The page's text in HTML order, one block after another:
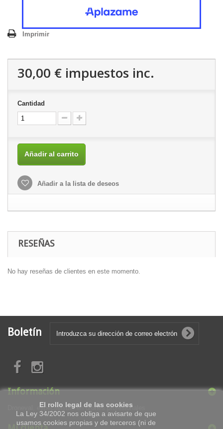
Imprimir
30,00 € impuestos inc.
Cantidad
Añadir al carrito
Añadir a la lista de deseos
RESEÑAS
No hay reseñas de clientes en este momento.
Boletín
Información
Droneval, especialistas en drones profesionales
El rollo legal de las cookies
La Ley 34/2002 nos obliga a avisarte de que
usamos cookies propias y de terceros (ni de